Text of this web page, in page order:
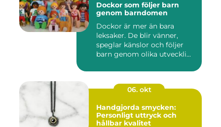
Dockor som följer barn
genom barndomen
Dockor är mer än bara
leksaker. De blir vänner,
speglar känslor och följer
barn genom olika utveckli...
06. okt
Handgjorda smycken:
Personligt uttryck och
hållbar kvalitet